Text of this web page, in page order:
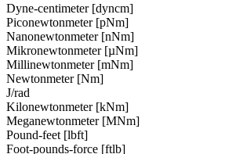
Dyne-centimeter [dyncm]
Piconewtonmeter [pNm]
Nanonewtonmeter [nNm]
Mikronewtonmeter [µNm]
Millinewtonmeter [mNm]
Newtonmeter [Nm]
J/rad
Kilonewtonmeter [kNm]
Meganewtonmeter [MNm]
Pound-feet [lbft]
Foot-pounds-force [ftlb]